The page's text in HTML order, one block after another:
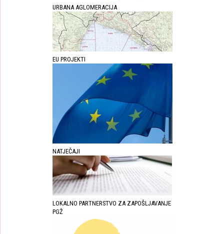
URBANA AGLOMERACIJA
EU PROJEKTI
NATJEČAJI
LOKALNO PARTNERSTVO ZA ZAPOŠLJAVANJE
PGŽ